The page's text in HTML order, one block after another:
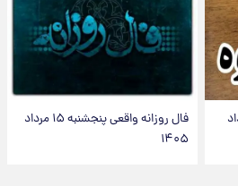
۱۵ مرداد
فال روزانه واقعی پنجشنبه ۱۵ مرداد
۱۴۰۵